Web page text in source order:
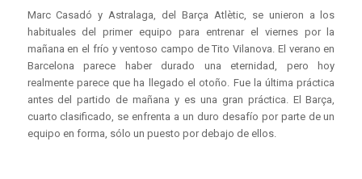
Marc Casadó y Astralaga, del Barça Atlètic, se unieron a los
habituales del primer equipo para entrenar el viernes por la
mañana en el frío y ventoso campo de Tito Vilanova. El verano en
Barcelona parece haber durado una eternidad, pero hoy
realmente parece que ha llegado el otoño. Fue la última práctica
antes del partido de mañana y es una gran práctica. El Barça,
cuarto clasificado, se enfrenta a un duro desafío por parte de un
equipo en forma, sólo un puesto por debajo de ellos.